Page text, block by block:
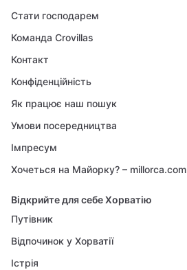
Стати господарем
Команда Crovillas
Контакт
Конфіденційність
Як працює наш пошук
Умови посередництва
Імпресум
Хочеться на Майорку? – millorca.com
Відкрийте для себе Хорватію
Путівник
Відпочинок у Хорватії
Істрія